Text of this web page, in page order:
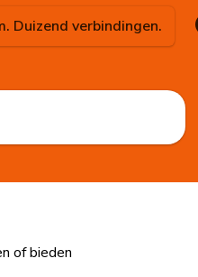
Duizend verbindingen.
of bieden